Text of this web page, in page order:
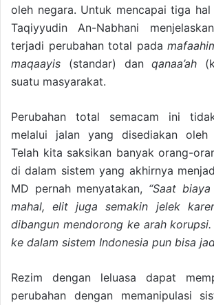
oleh negara. Untuk mencapai tiga
Taqiyyudin An-Nabhani
terjadi perubahan total pada
maqaayis (standar) danqanaa’ah
suatu masyarakat.
Perubahan total semacam ini
melalui jalan yang disediakan oleh
Telah kita saksikan banyak orang-
di dalam sistem yang akhirnya
MD pernah menyatakan, “Saat
mahal, elit juga semakin jelek
dibangun mendorong ke arah
ke dalam sistem Indonesia pun bisa
Rezim dengan leluasa dapat
perubahan dengan memanipulasi